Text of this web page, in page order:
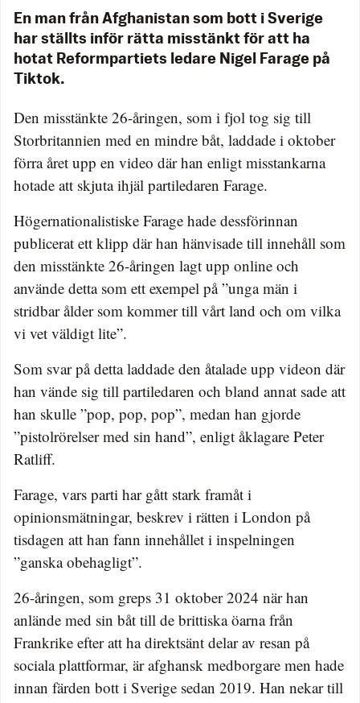
En man från Afghanistan som bott i Sverige
har ställts inför rätta misstänkt för att ha
hotat Reformpartiets ledare Nigel Farage på
Tiktok.
Den misstänkte 26-åringen, som i fjol tog sig till
Storbritannien med en mindre båt, laddade i oktober
förra året upp en video där han enligt misstankarna
hotade att skjuta ihjäl partiledaren Farage.
Högernationalistiske Farage hade dessförinnan
publicerat ett klipp där han hänvisade till innehåll som
den misstänkte 26-åringen lagt upp online och
använde detta som ett exempel på ”unga män i
stridbar ålder som kommer till vårt land och om vilka
vi vet väldigt lite”.
Som svar på detta laddade den åtalade upp videon där
han vände sig till partiledaren och bland annat sade att
han skulle ”pop, pop, pop”, medan han gjorde
”pistolrörelser med sin hand”, enligt åklagare Peter
Ratliff.
Farage, vars parti har gått stark framåt i
opinionsmätningar, beskrev i rätten i London på
tisdagen att han fann innehållet i inspelningen
”ganska obehagligt”.
26-åringen, som greps 31 oktober 2024 när han
anlände med sin båt till de brittiska öarna från
Frankrike efter att ha direktsänt delar av resan på
sociala plattformar, är afghansk medborgare men hade
innan färden bott i Sverige sedan 2019. Han nekar till